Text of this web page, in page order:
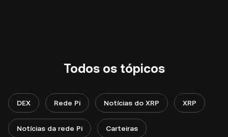
Todos os tópicos
DEX Rede Pi Notícias do XRP XRP
Notícias da rede Pi Carteiras